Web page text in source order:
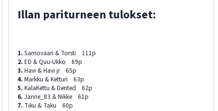
Illan pariturneen tulokset:
1. Samovaari & Torsti 111p
2. ED & Quu-Ukko 69p
3. Havi & Havi jr 65p
4. Markku & Ketturi 63p
5. KalaKettu & Dented 62p
6. Janne_83 & Nikke 61p
7. Tiku & Taku 60p